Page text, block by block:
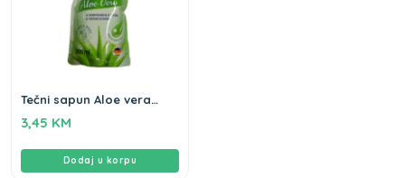
Tečni sapun Aloe vera
3,45 KM
Dodaj u korpu